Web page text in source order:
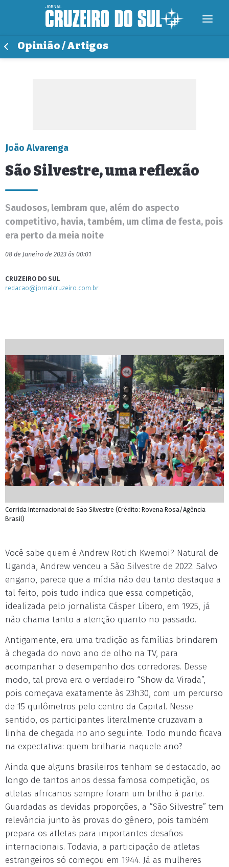
Opinião / Artigos
João Alvarenga
São Silvestre, uma reflexão
Saudosos, lembram que, além do aspecto
competitivo, havia, também, um clima de festa, pois
era perto da meia noite
08 de Janeiro de 2023 às 00:01
CRUZEIRO DO SUL
redacao@jornalcruzeiro.com.br
Corrida Internacional de São Silvestre (Crédito: Rovena Rosa/Agência
Brasil)
Você sabe quem é Andrew Rotich Kwemoi? Natural de
Uganda, Andrew venceu a São Silvestre de 2022. Salvo
engano, parece que a mídia não deu tanto destaque a
tal feito, pois tudo indica que essa competição,
idealizada pelo jornalista Cásper Líbero, em 1925, já
não chama tanto a atenção quanto no passado.
Antigamente, era uma tradição as famílias brindarem
à chegada do novo ano de olho na TV, para
acompanhar o desempenho dos corredores. Desse
modo, tal prova era o verdadeiro “Show da Virada”,
pois começava exatamente às 23h30, com um percurso
de 15 quilômetros pelo centro da Capital. Nesse
sentido, os participantes literalmente cruzavam a
linha de chegada no ano seguinte. Todo mundo ficava
na expectativa: quem brilharia naquele ano?
Ainda que alguns brasileiros tenham se destacado, ao
longo de tantos anos dessa famosa competição, os
atletas africanos sempre foram um brilho à parte.
Guardadas as devidas proporções, a “São Silvestre” tem
relevância junto às provas do gênero, pois também
prepara os atletas para importantes desafios
internacionais. Todavia, a participação de atletas
estrangeiros só começou em 1944. Já as mulheres